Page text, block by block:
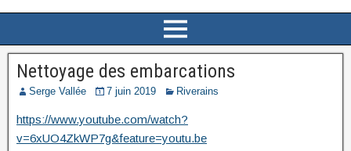
Nettoyage des embarcations
Serge Vallée 7 juin 2019 Riverains
https://www.youtube.com/watch?
v=6xUO4ZkWP7g&feature=youtu.be